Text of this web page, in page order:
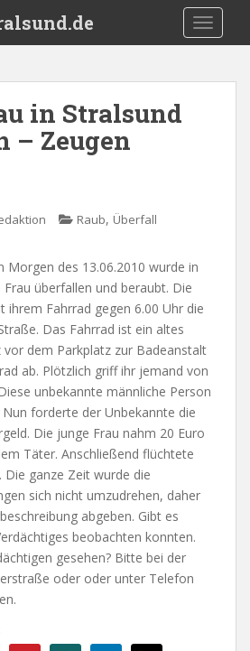
in Stralsund
– Zeugen
Raub, Überfall
Morgen des 13.06.2010 wurde in
überfallen und beraubt. Die
ihrem Fahrrad gegen 6.00 Uhr die
Das Fahrrad ist ein altes
vor dem Parkplatz zur Badeanstalt
ab. Plötzlich griff ihr jemand von
unbekannte männliche Person
forderte der Unbekannte die
Die junge Frau nahm 20 Euro
Täter. Anschließend flüchtete
ganze Zeit wurde die
sich nicht umzudrehen, daher
abgeben. Gibt es
beobachten konnten.
gesehen? Bitte bei der
oder oder unter Telefon